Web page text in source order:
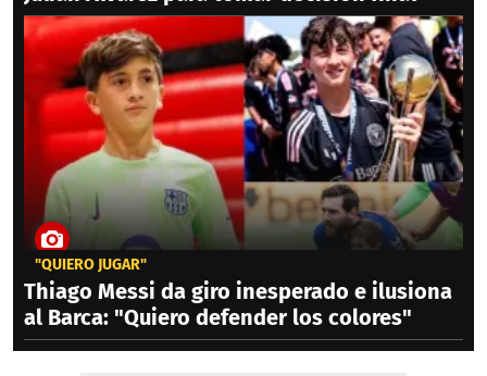
"QUIERO JUGAR"
Thiago Messi da giro inesperado e ilusiona
al Barca: "Quiero defender los colores"